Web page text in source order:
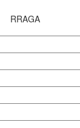
RRAGA